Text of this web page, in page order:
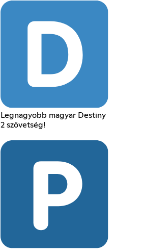
Legnagyobb magyar Destiny
2 szövetség!